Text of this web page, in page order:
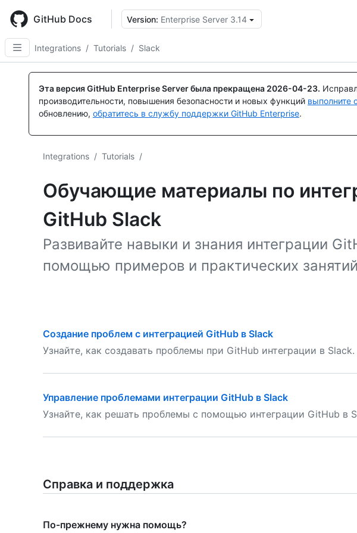
main
content
GitHub Docs Version: Enterprise Server 3.14
Integrations / Tutorials / Slack
Эта версия GitHub Enterprise Server была прекращена 2026-04-23.
производительности, повышения безопасности и новых функций выполните
обновлению, обратитесь в службу поддержки GitHub Enterprise.
Integrations / Tutorials /
Обучающие материалы по
GitHub Slack
Развивайте навыки и знания интеграции
помощью примеров и практических
Создание проблем с интеграцией GitHub в Slack
Узнайте, как создавать проблемы при GitHub интеграции в Slack.
Управление проблемами интеграции GitHub в Slack
Узнайте, как решать проблемы с помощью интеграции GitHub в
Справка и поддержка
По-прежнему нужна помощь?